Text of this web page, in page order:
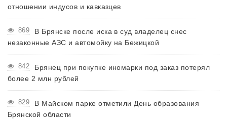
отношении индусов и кавказцев
869
В Брянске после иска в суд владелец снес
незаконные АЗС и автомойку на Бежицкой
842
Брянец при покупке иномарки под заказ потерял
более 2 млн рублей
829
В Майском парке отметили День образования
Брянской области